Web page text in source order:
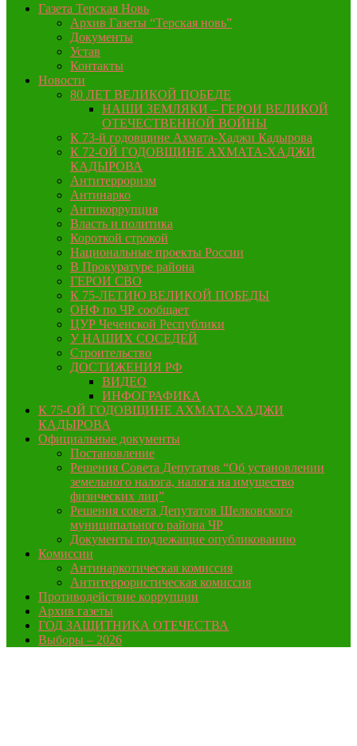
Газета Терская Новь
Архив Газеты “Терская новь”
Документы
Устав
Контакты
Новости
80 ЛЕТ ВЕЛИКОЙ ПОБЕДЕ
НАШИ ЗЕМЛЯКИ – ГЕРОИ ВЕЛИКОЙ
ОТЕЧЕСТВЕННОЙ ВОЙНЫ
К 73-й годовщине Ахмата-Хаджи Кадырова
К 72-ОЙ ГОДОВЩИНЕ АХМАТА-ХАДЖИ
КАДЫРОВА
Антитерроризм
Антинарко
Антикоррупция
Власть и политика
Короткой строкой
Национальные проекты России
В Прокуратуре района
ГЕРОИ СВО
К 75-ЛЕТИЮ ВЕЛИКОЙ ПОБЕДЫ
ОНФ по ЧР сообщает
ЦУР Чеченской Республики
У НАШИХ СОСЕДЕЙ
Строительство
ДОСТИЖЕНИЯ РФ
ВИДЕО
ИНФОГРАФИКА
К 75-ОЙ ГОДОВЩИНЕ АХМАТА-ХАДЖИ
КАДЫРОВА
Официальные документы
Постановление
Решения Совета Депутатов “Об установлении
земельного налога, налога на имущество
физических лиц”
Решения совета Депутатов Шелковского
муниципального района ЧР
Документы подлежащие опубликованию
Комиссии
Антинаркотическая комиссия
Антитеррористическая комиссия
Противодействие коррупции
Архив газеты
ГОД ЗАЩИТНИКА ОТЕЧЕСТВА
Выборы – 2026